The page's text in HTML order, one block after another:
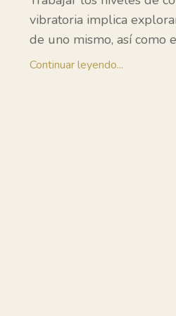
vibratoria implica
de uno mismo, así como
Continuar leyendo...